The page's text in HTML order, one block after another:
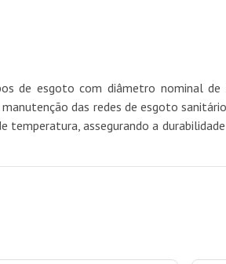
de esgoto com diâmetro nominal
das redes de esgoto sanitário
assegurando a